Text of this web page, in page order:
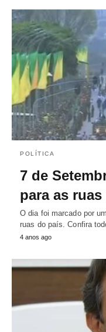
POLÍTICA
7 de
para as
O dia foi marcado por
ruas do país. Confira
4 anos ago